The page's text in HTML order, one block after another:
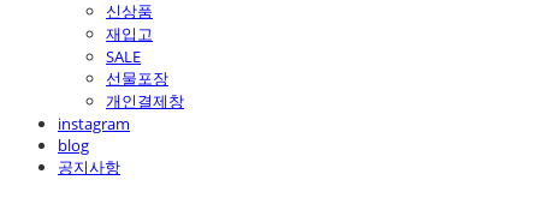
신상품
재입고
SALE
선물포장
개인결제창
instagram
blog
공지사항